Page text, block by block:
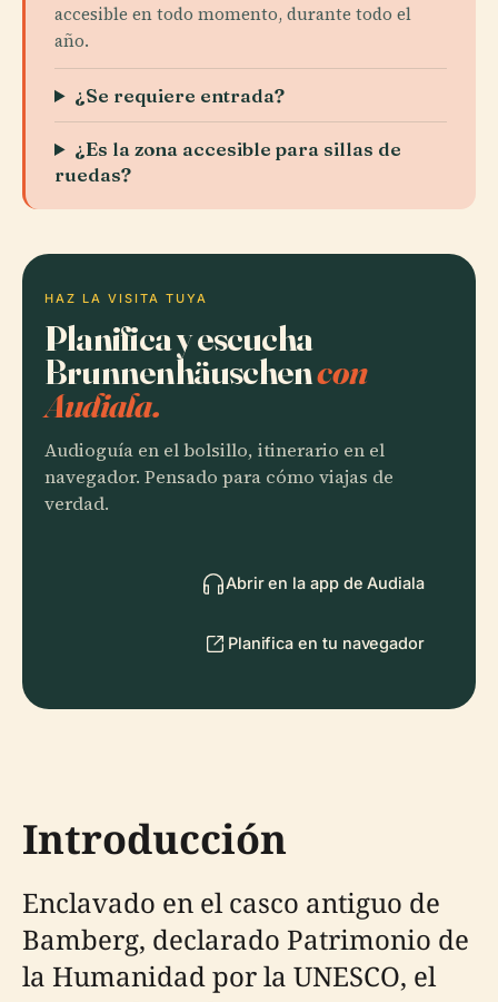
accesible en todo momento, durante todo el
año.
¿Se requiere entrada?
¿Es la zona accesible para sillas de
ruedas?
HAZ LA VISITA TUYA
Planifica y escucha
Brunnenhäuschencon
Audiala.
Audioguía en el bolsillo, itinerario en el
navegador. Pensado para cómo viajas de
verdad.
Abrir en la app de Audiala
Planifica en tu navegador
Introducción
Enclavado en el casco antiguo de
Bamberg, declarado Patrimonio de
la Humanidad por la UNESCO, el